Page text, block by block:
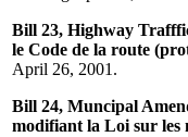
Bill 23, Highway
le Code de la route
April 26, 2001.
Bill 24, Muncipal
modifiant la Loi sur les